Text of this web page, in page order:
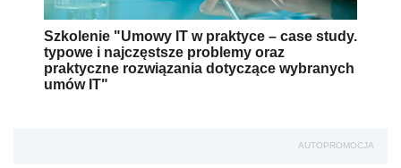
Szkolenie "Umowy IT w praktyce – case study.
typowe i najczęstsze problemy oraz
praktyczne rozwiązania dotyczące wybranych
umów IT"
AUTOPROMOCJA